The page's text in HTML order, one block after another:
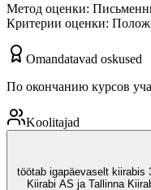
Метод оценки:
Критерии оценки:
Omandatavad oskused
По окончанию курсов
Koolitajad
töötab igapäevaselt kiirabis
Kiirabi AS ja Tallinna